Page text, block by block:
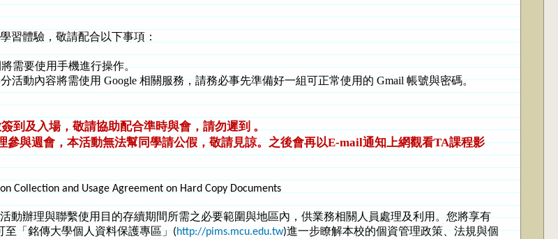
習體驗，敬請配合以下事項：
需要使用手機進行操作。
活動內容將需使用 Google 相關服務，請務必事先準備好一組可正常使用的 Gmail 帳號與密碼。
到及入場，敬請協助配合準時與會，請勿遲到 。
參與週會，本活動無法幫同學請公假，敬請見諒。之後會再以E-mail通知上網觀看TA課程影
Collection and Usage Agreement on Hard Copy Documents
動辦理與聯繫使用目的存續期間所需之必要範圍與地區內，供業務相關人員處理及利用。您將享有
「銘傳大學個人資料保護專區」(http://pims.mcu.edu.tw)進一步瞭解本校的個資管理政策、法規與個